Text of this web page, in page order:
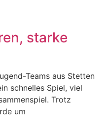
starke
Teams aus Stetten
schnelles Spiel, viel
Trotz
um